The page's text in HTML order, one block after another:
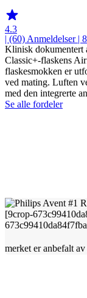
4.3
| (60)Anmeldelser|
Klinisk dokumentert
Classic+-flaskens
flaskesmokken er
ved mating. Luften
med den integrerte
Se alle fordeler
merket er anbefalt